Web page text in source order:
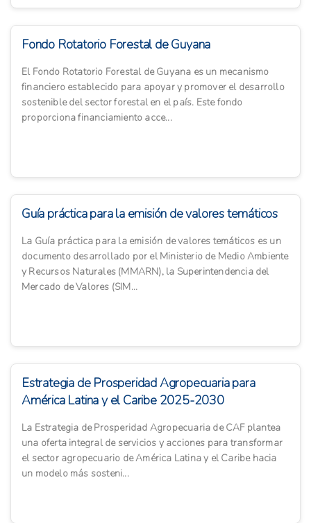
Fondo Rotatorio Forestal de Guyana
El Fondo Rotatorio Forestal de Guyana es un mecanismo
financiero establecido para apoyar y promover el desarrollo
sostenible del sector forestal en el país. Este fondo
proporciona financiamiento acce...
Guía práctica para la emisión de valores temáticos
La Guía práctica para la emisión de valores temáticos es un
documento desarrollado por el Ministerio de Medio Ambiente
y Recursos Naturales (MMARN), la Superintendencia del
Mercado de Valores (SIM...
Estrategia de Prosperidad Agropecuaria para
América Latina y el Caribe 2025-2030
La Estrategia de Prosperidad Agropecuaria de CAF plantea
una oferta integral de servicios y acciones para transformar
el sector agropecuario de América Latina y el Caribe hacia
un modelo más sosteni...